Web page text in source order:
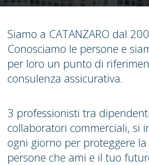
Siamo a CATANZARO dal
Conosciamo le persone e
per loro un punto di
consulenza assicurativa.
3 professionisti tra
collaboratori commerciali, si
ogni giorno per proteggere
persone che ami e il tuo